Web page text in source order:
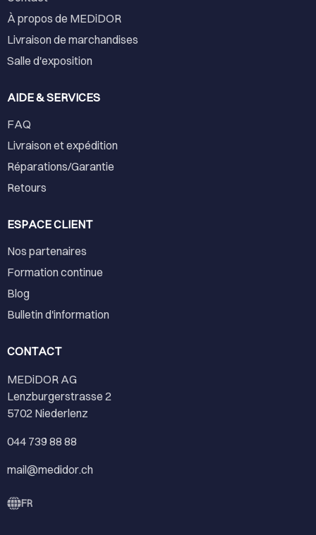
À propos de MEDiDOR
Livraison de marchandises
Salle d'exposition
AIDE & SERVICES
FAQ
Livraison et expédition
Réparations/Garantie
Retours
ESPACE CLIENT
Nos partenaires
Formation continue
Blog
Bulletin d'information
CONTACT
MEDiDOR AG
Lenzburgerstrasse 2
5702 Niederlenz
044 739 88 88
mail@medidor.ch
FR